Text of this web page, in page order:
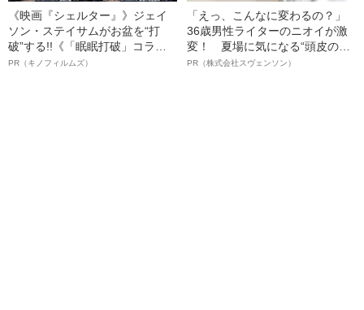
《映画『シェルター』》ジェイ
ソン・ステイサムがお盆を“打
破”する!!《「眠眠打破」コラ
ボ》
PR（キノフィルムズ）
「えっ、こんなに変わるの？」
36歳男性ライターのニオイが激
変！ 夏場に気になる“頭皮のニ
オイ”や“ベタつき”を解消す
PR（株式会社スヴェンソン）